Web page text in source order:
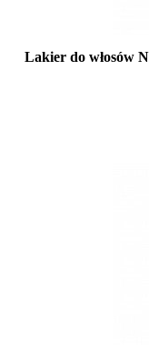
Lakier do włosów